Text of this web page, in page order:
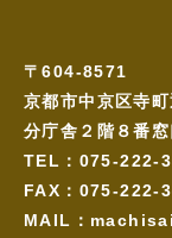
〒604-8571
京都市中京区寺
分庁舎２階８番窓
TEL：075-222-
FAX：075-222-
MAIL：